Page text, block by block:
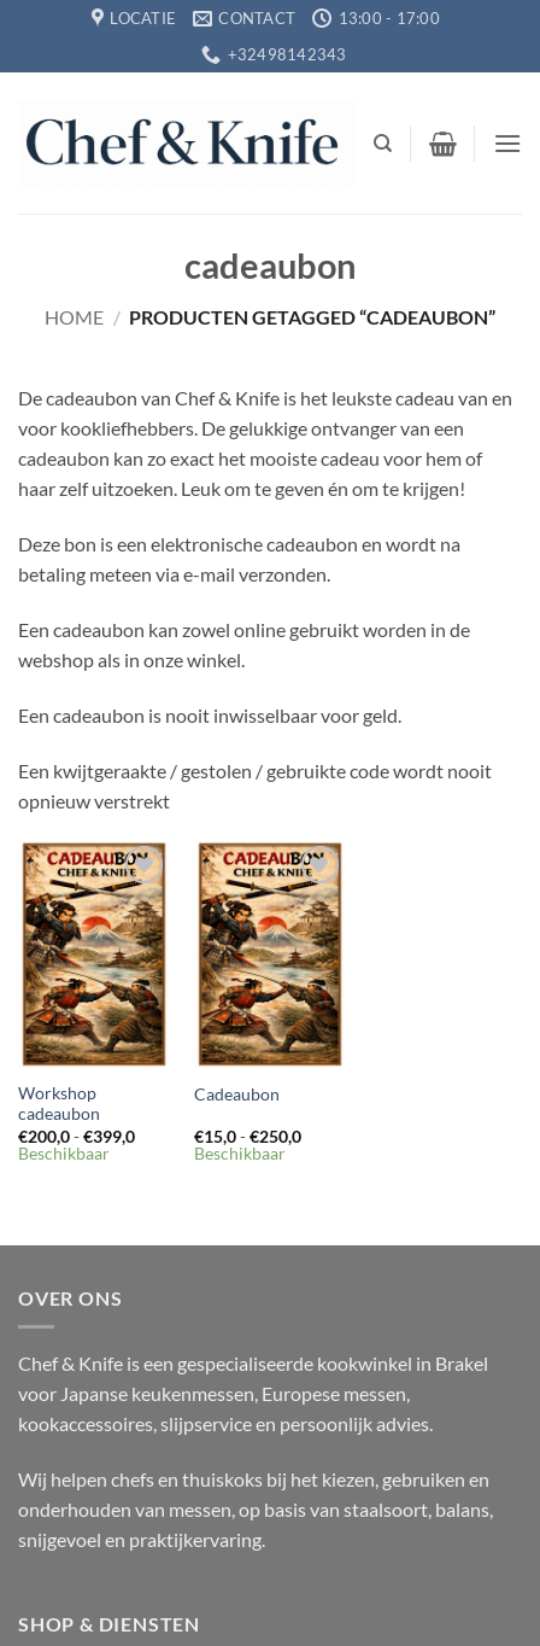
inhoud
LOCATIE CONTACT
13:00 - 17:00
+32498142343
cadeaubon
HOME / PRODUCTEN GETAGGED “CADEAUBON”
De cadeaubon van Chef & Knife is het leukste cadeau van en
voor kookliefhebbers. De gelukkige ontvanger van een
cadeaubon kan zo exact het mooiste cadeau voor hem of
haar zelf uitzoeken. Leuk om te geven én om te krijgen!
Deze bon is een elektronische cadeaubon en wordt na
betaling meteen via e-mail verzonden.
Een cadeaubon kan zowel online gebruikt worden in de
webshop als in onze winkel.
Een cadeaubon is nooit inwisselbaar voor geld.
Een kwijtgeraakte / gestolen / gebruikte code wordt nooit
opnieuw verstrekt
Toevoegen
aan
verlanglijst
Workshop
cadeaubon
€200,0 - €399,0Prijsklasse:
Beschikbaar
Toevoegen
aan
verlanglijst
Cadeaubon
€15,0 - €250,0Prijsklasse:
Beschikbaar
OVER ONS
Chef & Knife is een gespecialiseerde kookwinkel in Brakel
voor Japanse keukenmessen, Europese messen,
kookaccessoires, slijpservice en persoonlijk advies.
Wij helpen chefs en thuiskoks bij het kiezen, gebruiken en
onderhouden van messen, op basis van staalsoort, balans,
snijgevoel en praktijkervaring.
SHOP & DIENSTEN